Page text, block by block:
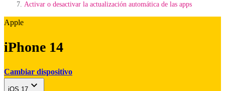
Activar o desactivar la actualización automática de las apps
Apple
iPhone 14
Cambiar dispositivo
iOS 17